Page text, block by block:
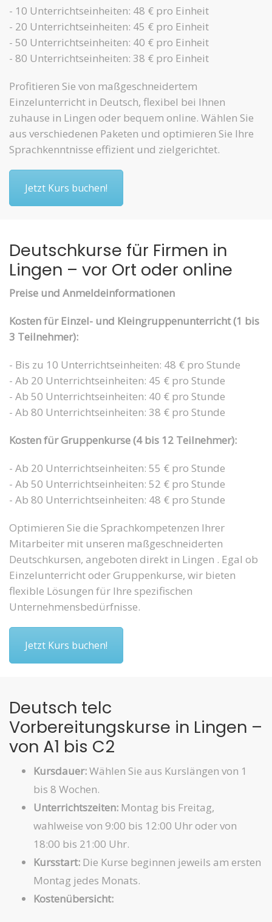
- 10 Unterrichtseinheiten: 48 € pro Einheit
- 20 Unterrichtseinheiten: 45 € pro Einheit
- 50 Unterrichtseinheiten: 40 € pro Einheit
- 80 Unterrichtseinheiten: 38 € pro Einheit
Profitieren Sie von maßgeschneidertem
Einzelunterricht in Deutsch, flexibel bei Ihnen
zuhause in Lingen oder bequem online. Wählen Sie
aus verschiedenen Paketen und optimieren Sie Ihre
Sprachkenntnisse effizient und zielgerichtet.
Jetzt Kurs buchen!
Deutschkurse für Firmen in
Lingen – vor Ort oder online
Preise und Anmeldeinformationen
Kosten für Einzel- und Kleingruppenunterricht (1 bis
3 Teilnehmer):
- Bis zu 10 Unterrichtseinheiten: 48 € pro Stunde
- Ab 20 Unterrichtseinheiten: 45 € pro Stunde
- Ab 50 Unterrichtseinheiten: 40 € pro Stunde
- Ab 80 Unterrichtseinheiten: 38 € pro Stunde
Kosten für Gruppenkurse (4 bis 12 Teilnehmer):
- Ab 20 Unterrichtseinheiten: 55 € pro Stunde
- Ab 50 Unterrichtseinheiten: 52 € pro Stunde
- Ab 80 Unterrichtseinheiten: 48 € pro Stunde
Optimieren Sie die Sprachkompetenzen Ihrer
Mitarbeiter mit unseren maßgeschneiderten
Deutschkursen, angeboten direkt in Lingen . Egal ob
Einzelunterricht oder Gruppenkurse, wir bieten
flexible Lösungen für Ihre spezifischen
Unternehmensbedürfnisse.
Jetzt Kurs buchen!
Deutsch telc
Vorbereitungskurse in Lingen –
von A1 bis C2
Kursdauer:Wählen Sie aus Kurslängen von 1
bis 8 Wochen.
Unterrichtszeiten:Montag bis Freitag,
wahlweise von 9:00 bis 12:00 Uhr oder von
18:00 bis 21:00 Uhr.
Kursstart:Die Kurse beginnen jeweils am ersten
Montag jedes Monats.
Kostenübersicht: